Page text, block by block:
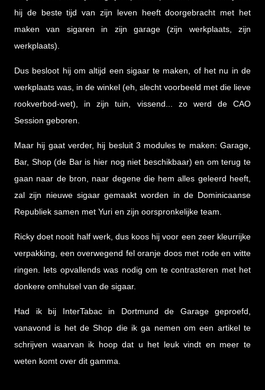
hij de beste tijd van zijn leven heeft doorgebracht met het
maken van sigaren in zijn garage (zijn werkplaats, zijn
werkplaats).
Dus besloot hij om altijd een sigaar te maken, of het nu in de
werkplaats was, in de winkel (eh, slecht voorbeeld met die lieve
rookverbod-wet), in zijn tuin, vissend... zo werd de CAO
Session geboren.
Maar hij gaat verder, hij besluit 3 modules te maken: Garage,
Bar, Shop (de Bar is hier nog niet beschikbaar) en om terug te
gaan naar de bron, naar degene die hem alles geleerd heeft,
zal zijn nieuwe sigaar gemaakt worden in de Dominicaanse
Republiek samen met Yuri en zijn oorspronkelijke team.
Ricky doet nooit half werk, dus koos hij voor een zeer kleurrijke
verpakking, een overwegend fel oranje doos met rode en witte
ringen. Iets opvallends was nodig om te contrasteren met het
donkere omhulsel van de sigaar.
Had ik bij InterTabac in Dortmund de Garage geproefd,
vanavond is het de Shop die ik ga nemen om een artikel te
schrijven waarvan ik hoop dat u het leuk vindt en meer te
weten komt over dit gamma.